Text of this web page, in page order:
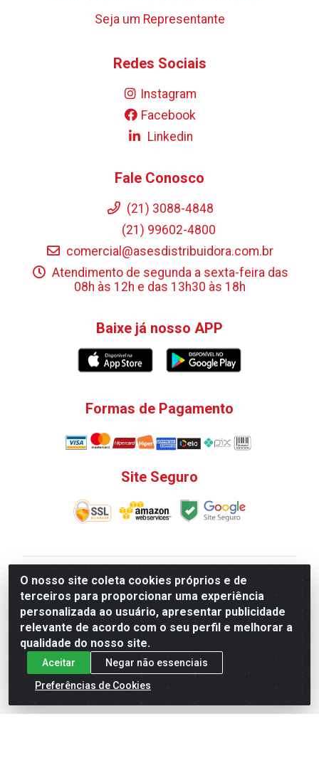
O nosso site coleta cookies próprios e de
terceiros para proporcionar uma experiência
personalizada ao usuário, apresentar publicidade
relevante de acordo com o seu perfil e melhorar a
qualidade do nosso site.
Aceitar
Negar não essenciais
Preferências de Cookies
Seja um Representante
Redes Sociais
Instagram
Facebook
Linkedin
Fale Conosco
(21) 3088-4848
(21) 99602-4800
comercial@asesdistribuidora.com.br
Atendimento de segunda a sexta-feira das
08h às 12h e das 13h30 às 18h
Baixe já nosso APP
Formas de Pagamento
Site Seguro
V. C. Ferragens LTDA - Rua do Matoso, 132 - Praça da
Bandeira, Rio de Janeiro/ RJ - CEP 20.270-135 - CNPJ
12.324.723/0001-25
Todas as regras de promoções, descontos, preços e
prazos de pagamento e entrega expostos aqui são
válidos apenas para compras via internet. Preços e
estoque sujeito a alterações sem aviso prévio.